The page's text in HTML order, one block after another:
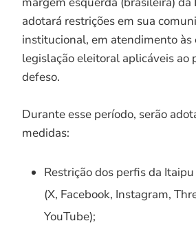
adotará restrições em sua
institucional, em atendimento às
legislação eleitoral aplicáveis ao
defeso.
Durante esse período, serão
medidas:
Restrição dos perfis da
(X, Facebook, Instagram,
YouTube);